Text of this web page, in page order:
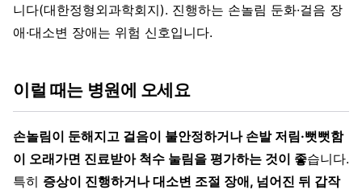
니다(대한정형외과학회지). 진행하는 손놀림 둔화·걸음 장
애·대소변 장애는 위험 신호입니다.
이럴 때는 병원에 오세요
손놀림이 둔해지고 걸음이 불안정하거나 손발 저림·뻣뻣함
이 오래가면 진료받아 척수 눌림을 평가하는 것이 좋습니다.
특히 증상이 진행하거나 대소변 조절 장애, 넘어진 뒤 갑작